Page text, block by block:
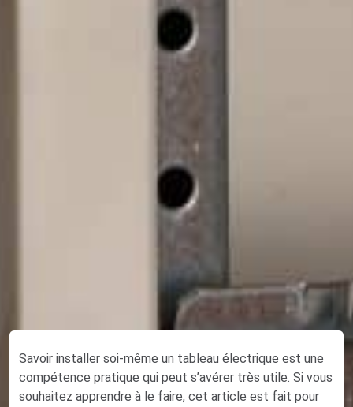
Savoir installer soi-même un tableau électrique est une
compétence pratique qui peut s’avérer très utile. Si vous
souhaitez apprendre à le faire, cet article est fait pour